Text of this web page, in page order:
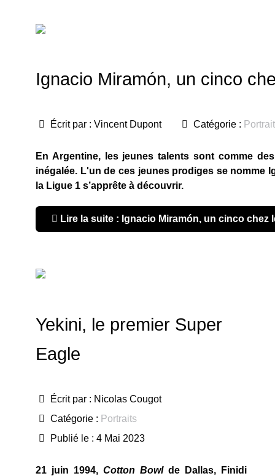
Ignacio Miramón, un cinco
Écrit par : Vincent Dupont Catégorie :
En Argentine, les jeunes talents sont comme
inégalée. L'un de ces jeunes prodiges se nomme
la Ligue 1 s’apprête à découvrir.
Lire la suite : Ignacio Miramón, un cinco chez
Yekini, le premier Super
Eagle
Écrit par : Nicolas Cougot
Catégorie : Portraits
Publié le : 4 Mai 2023
21 juin 1994, Cotton Bowlde Dallas, Finidi